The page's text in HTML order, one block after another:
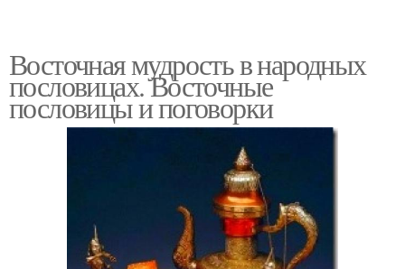
Восточная мудрость в народных
пословицах. Восточные
пословицы и поговорки